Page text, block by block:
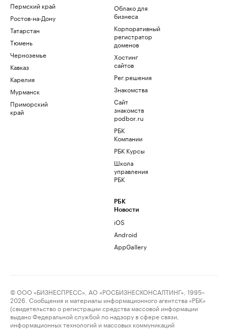
Пермский край
Ростов-на-Дону
Татарстан
Тюмень
Черноземье
Кавказ
Карелия
Мурманск
Приморский
край
Облако для
бизнеса
Корпоративный
регистратор
доменов
Хостинг
сайтов
Рег.решения
Знакомства
Сайт
знакомств
podbor.ru
РБК
Компании
РБК Курсы
Школа
управления
РБК
РБК
Новости
iOS
Android
AppGallery
© ООО «БИЗНЕСПРЕСС», АО «РОСБИЗНЕСКОНСАЛТИНГ», 1995–
2026. Сообщения и материалы информационного агентства «РБК»
(свидетельство о регистрации средства массовой информации
выдано Федеральной службой по надзору в сфере связи,
информационных технологий и массовых коммуникаций